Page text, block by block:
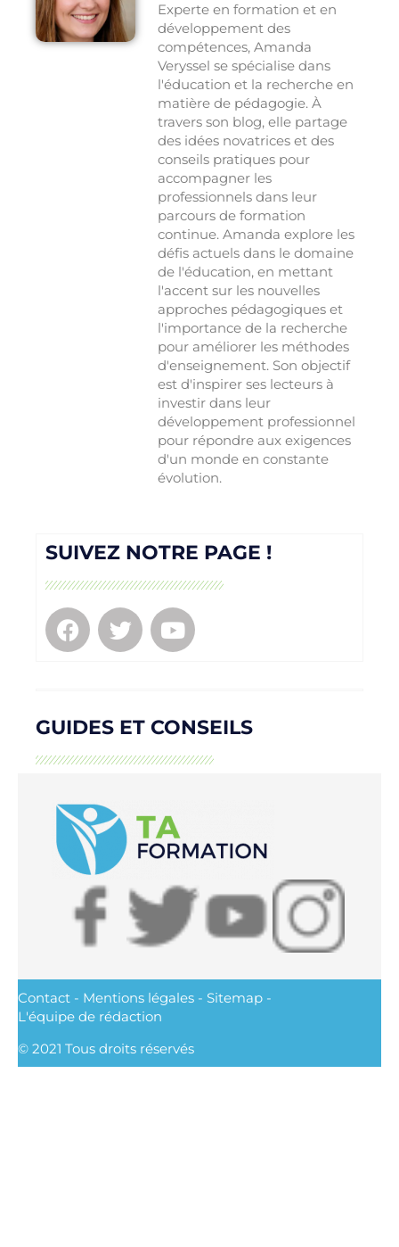
Experte en formation et en
développement des
compétences, Amanda
Veryssel se spécialise dans
l'éducation et la recherche en
matière de pédagogie. À
travers son blog, elle partage
des idées novatrices et des
conseils pratiques pour
accompagner les
professionnels dans leur
parcours de formation
continue. Amanda explore les
défis actuels dans le domaine
de l'éducation, en mettant
l'accent sur les nouvelles
approches pédagogiques et
l'importance de la recherche
pour améliorer les méthodes
d'enseignement. Son objectif
est d'inspirer ses lecteurs à
investir dans leur
développement professionnel
pour répondre aux exigences
d'un monde en constante
évolution.
SUIVEZ NOTRE PAGE !
GUIDES ET CONSEILS
Contact - Mentions légales - Sitemap -
L'équipe de rédaction
© 2021 Tous droits réservés